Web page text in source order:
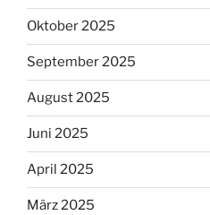
Oktober 2025
September 2025
August 2025
Juni 2025
April 2025
März 2025